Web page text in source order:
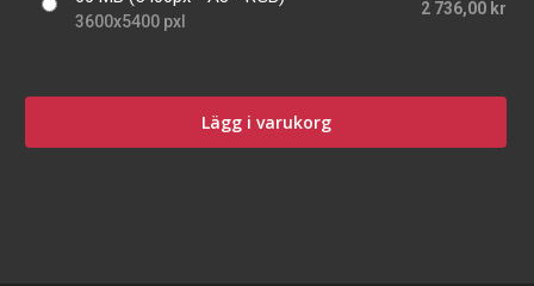
3600x5400 pxl
2 736,00 kr
Lägg i varukorg